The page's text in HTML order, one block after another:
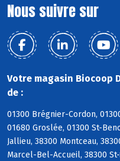
Nous suivre sur
Votre magasin Biocoop
de :
01300 Brégnier-Cordon,
01680 Groslée, 01300 St-
Jallieu, 38300 Montceau,
Marcel-Bel-Accueil, 38300